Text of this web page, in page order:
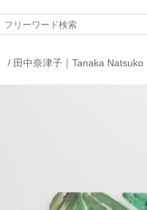
/ 田中奈津子｜Tanaka Natsuko